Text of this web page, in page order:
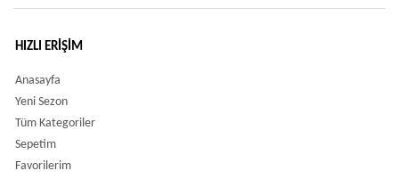
HIZLI ERIŞIM
Anasayfa
Yeni Sezon
Tüm Kategoriler
Sepetim
Favorilerim